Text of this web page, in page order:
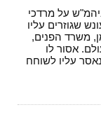
ביהמ"ש על מרדכי
עליו
הפנים,
אסור לו
עליו לשוחח